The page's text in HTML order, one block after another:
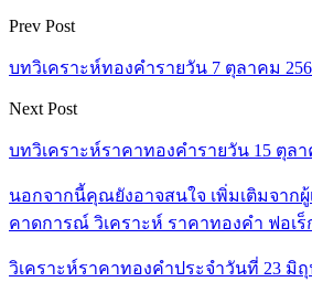
Prev Post
บทวิเคราะห์ทองคำรายวัน 7 ตุลาคม
Next Post
บทวิเคราะห์ราคาทองคำรายวัน 15 ตุลา
นอกจากนี้คุณยังอาจสนใจ เพิ่มเติมจาก
คาดการณ์ วิเคราะห์ ราคาทองคำ ฟอเร็
วิเคราะห์ราคาทองคำประจำวันที่ 23 มิถุ